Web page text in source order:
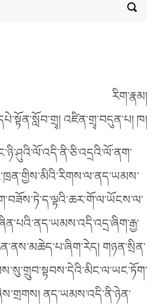
རིག་རྣམ།
འཛིན་གྲྭ་བདུན་པ། ཁ།
གཉན་སྲིན་
ནད་ཡམས་འདི་ནི་ཉེན་